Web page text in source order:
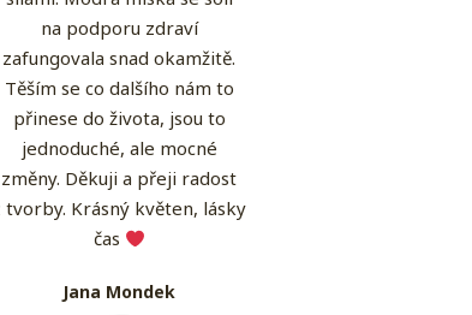
na podporu zdraví
zafungovala snad okamžitě.
Těším se co dalšího nám to
přinese do života, jsou to
jednoduché, ale mocné
změny. Děkuji a přeji radost
tvorby. Krásný květen, lásky
čas
Jana Mondek